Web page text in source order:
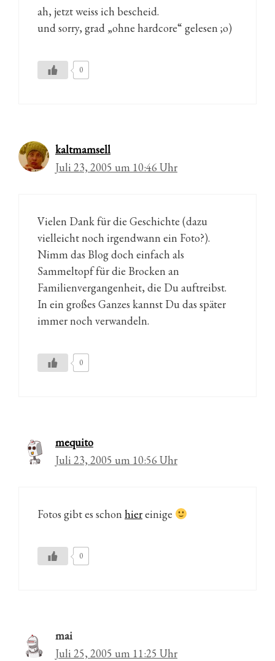
ah, jetzt weiss ich bescheid.
und sorry, grad „ohne hardcore“ gelesen ;o)
0
kaltmamsell
Juli 23, 2005 um 10:46 Uhr
Vielen Dank für die Geschichte (dazu
vielleicht noch irgendwann ein Foto?).
Nimm das Blog doch einfach als
Sammeltopf für die Brocken an
Familienvergangenheit, die Du auftreibst.
In ein großes Ganzes kannst Du das später
immer noch verwandeln.
0
mequito
Juli 23, 2005 um 10:56 Uhr
Fotos gibt es schon hiereinige
0
mai
Juli 25, 2005 um 11:25 Uhr